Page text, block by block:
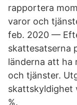
rapportera
varor och
feb. 2020 —
skattesatserna
länderna att ha
och tjänster.
skattskyldighet
%.